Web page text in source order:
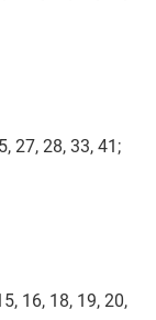
27, 28, 33, 41;
16, 18, 19, 20,